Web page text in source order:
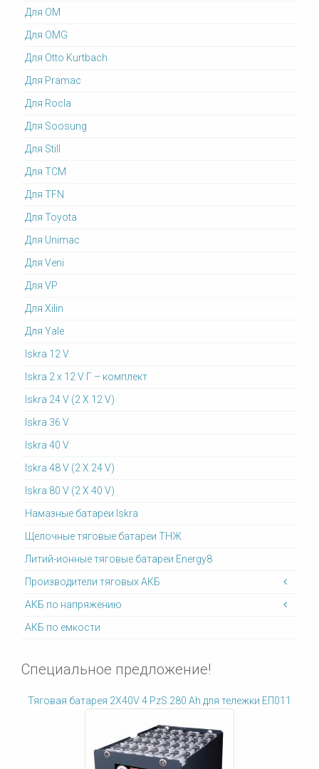
Для OM
Для OMG
Для Otto Kurtbach
Для Pramac
Для Rocla
Для Soosung
Для Still
Для TCM
Для TFN
Для Toyota
Для Unimac
Для Veni
Для VP
Для Xilin
Для Yale
Iskra 12 V
Iskra 2 x 12 V Г – комплект
Iskra 24 V (2 X 12 V)
Iskra 36 V
Iskra 40 V
Iskra 48 V (2 X 24 V)
Iskra 80 V (2 X 40 V)
Намазные батареи Iskra
Щелочные тяговые батареи ТНЖ
Литий-ионные тяговые батареи Energy8
Производители тяговых АКБ
АКБ по напряжению
АКБ по емкости
Специальное предложение!
Тяговая батарея 2X40V 4 PzS 280 Ah для тележки ЕП011